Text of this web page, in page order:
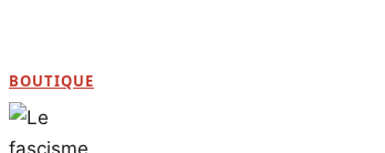
BOUTIQUE